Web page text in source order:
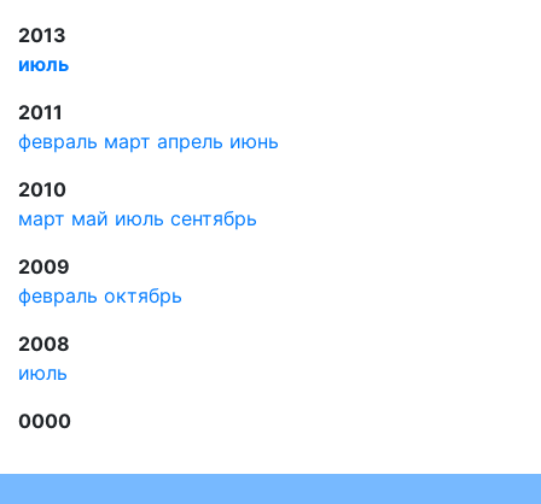
2013
июль
2011
февраль март апрель июнь
2010
март май июль сентябрь
2009
февраль октябрь
2008
июль
0000